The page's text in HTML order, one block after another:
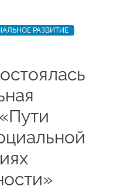
РАЗВИТИЕ